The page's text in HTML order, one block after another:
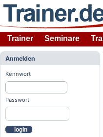
Trainer Seminare
Anmelden
Kennwort
Passwort
login